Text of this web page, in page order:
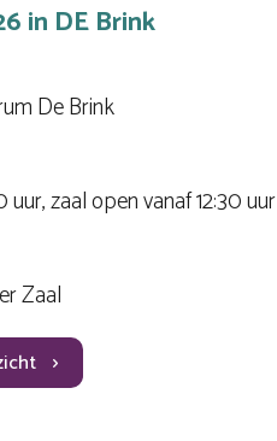
in DE Brink
De Brink
uur, zaal open vanaf 12:30 uur
Zaal